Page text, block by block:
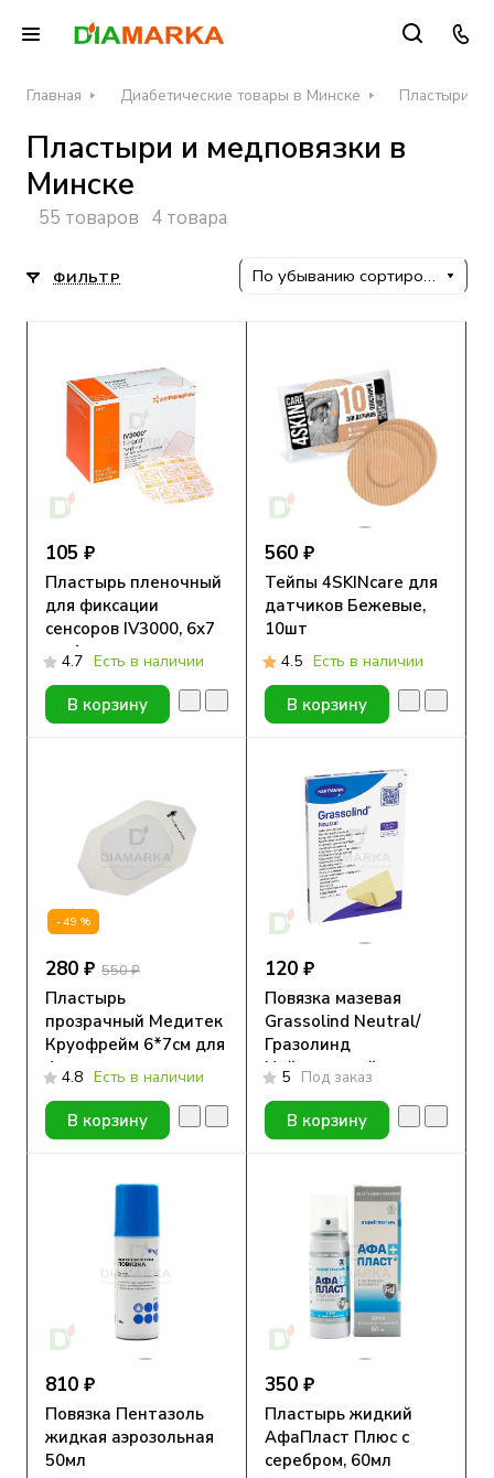
Главная Диабетические товары в Минске Пластыри и
Пластыри и медповязки в
Минске
55 товаров 4 товара
ФИЛЬТР По убыванию сортировки
105 ₽
Пластырь пленочный
для фиксации
сенсоров IV3000, 6х7
см, 1 шт
4.7 Есть в наличии
В корзину
560 ₽
Тейпы 4SKINcare для
датчиков Бежевые,
10шт
4.5 Есть в наличии
В корзину
-49%
280 ₽ 550 ₽
Пластырь
прозрачный Медитек
Круофрейм 6*7см для
фиксации сенсоров,
10 шт.
4.8 Есть в наличии
В корзину
120 ₽
Повязка мазевая
Grassolind Neutral/
Гразолинд
Нейтральный
7,5смх10см №1
5 Под заказ
В корзину
810 ₽
Повязка Пентазоль
жидкая аэрозольная
50мл
350 ₽
Пластырь жидкий
АфаПласт Плюс с
серебром, 60мл